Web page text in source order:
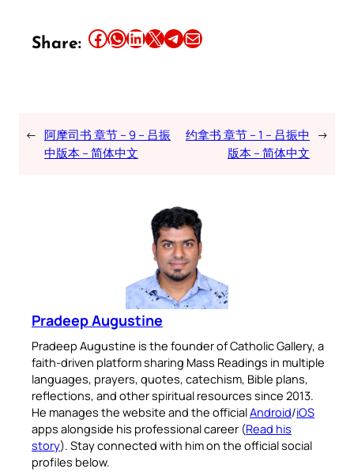
Share: Share this article on Facebook Share this article on WhatsApp Share this article on LinkedIn Share this article on X Share this article on TelegramEmail this Article
← 阿摩司书 章节 – 9 – 吕振
中版本 – 简体中文
约拿书 章节 – 1 – 吕振中
版本 – 简体中文
→
Pradeep Augustine
Pradeep Augustine is the founder of Catholic Gallery, a
faith-driven platform sharing Mass Readings in multiple
languages, prayers, quotes, catechism, Bible plans,
reflections, and other spiritual resources since 2013.
He manages the website and the officialAndroid/iOS
apps alongside his professional career (Read his
story). Stay connected with him on the official social
profiles below.